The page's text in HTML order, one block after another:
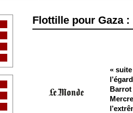
Flottille pour Gaza
«
Barrot